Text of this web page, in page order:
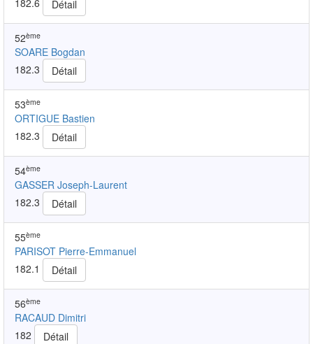
Détail
52ème
SOARE Bogdan
182.3
Détail
53ème
ORTIGUE Bastien
182.3
Détail
54ème
GASSER Joseph-Laurent
182.3
Détail
55ème
PARISOT Pierre-Emmanuel
182.1
Détail
56ème
RACAUD Dimitri
182
Détail